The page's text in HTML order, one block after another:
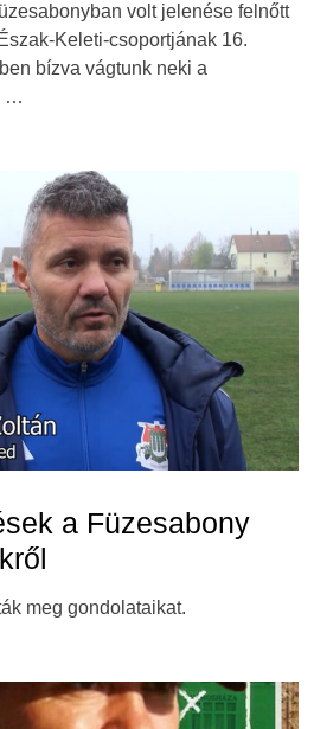
volt jelenése felnőtt
Keleti-csoportjának 16.
bízva vágtunk neki a
…
a Füzesabony
meg gondolataikat.